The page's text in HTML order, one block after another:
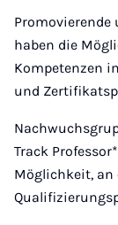
Promovierende
haben die
Kompetenzen
und
Track
Möglichkeit,